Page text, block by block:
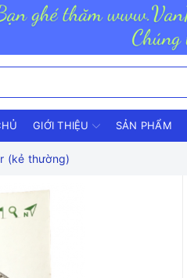
GIỚI THIỆU SẢN PHẨM
(kẻ thường)